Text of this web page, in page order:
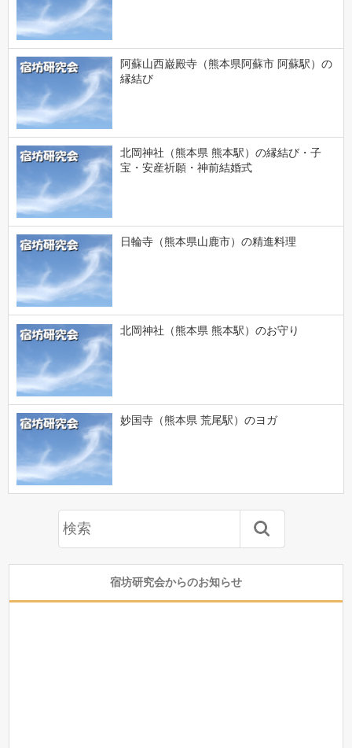
阿蘇山西巌殿寺（熊本県阿蘇市 阿蘇駅）の
縁結び
北岡神社（熊本県 熊本駅）の縁結び・子
宝・安産祈願・神前結婚式
日輪寺（熊本県山鹿市）の精進料理
北岡神社（熊本県 熊本駅）のお守り
妙国寺（熊本県 荒尾駅）のヨガ
宿坊研究会からのお知らせ